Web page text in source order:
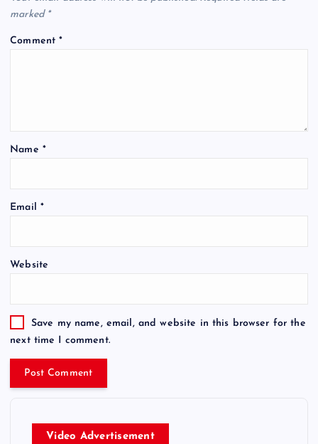
marked *
Comment*
Name *
Email *
Website
Save my name, email, and website in this browser for the
next time I comment.
Video Advertisement